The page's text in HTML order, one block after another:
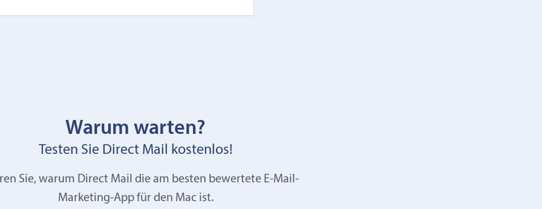
Warum warten?
Testen Sie Direct Mail kostenlos!
Sie, warum Direct Mail die am besten bewertete E-Mail-
Marketing-App für den Mac ist.